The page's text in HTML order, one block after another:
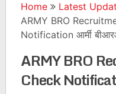
Home
Latest
ARMY BRO
Notification आर्मी
ARMY BRO
Check